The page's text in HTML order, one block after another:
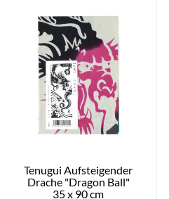
Tenugui Aufsteigender
Drache "Dragon Ball"
35 x 90 cm